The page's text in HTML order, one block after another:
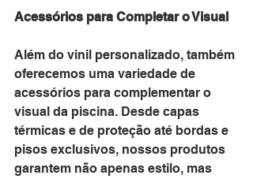
Acessórios para Completar o Visual
Além do vinil personalizado, também
oferecemos uma variedade de
acessórios para complementar o
visual da piscina. Desde capas
térmicas e de proteção até bordas e
pisos exclusivos, nossos produtos
garantem não apenas estilo, mas